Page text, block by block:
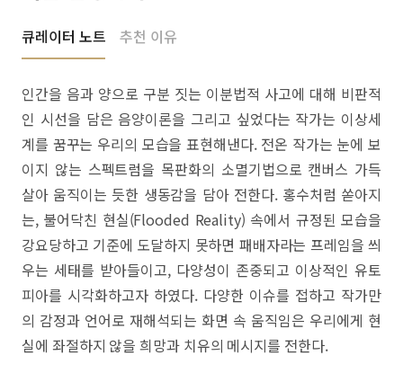
큐레이터 노트 추천 이유
인간을 음과 양으로 구분 짓는 이분법적 사고에 대해 비판적
인 시선을 담은 음양이론을 그리고 싶었다는 작가는 이상세
계를 꿈꾸는 우리의 모습을 표현해낸다. 전온 작가는 눈에 보
이지 않는 스펙트럼을 목판화의 소멸기법으로 캔버스 가득
살아 움직이는 듯한 생동감을 담아 전한다. 홍수처럼 쏟아지
는, 불어닥친 현실(Flooded Reality) 속에서 규정된 모습을
강요당하고 기준에 도달하지 못하면 패배자라는 프레임을 씌
우는 세태를 받아들이고, 다양성이 존중되고 이상적인 유토
피아를 시각화하고자 하였다. 다양한 이슈를 접하고 작가만
의 감정과 언어로 재해석되는 화면 속 움직임은 우리에게 현
실에 좌절하지 않을 희망과 치유의 메시지를 전한다.